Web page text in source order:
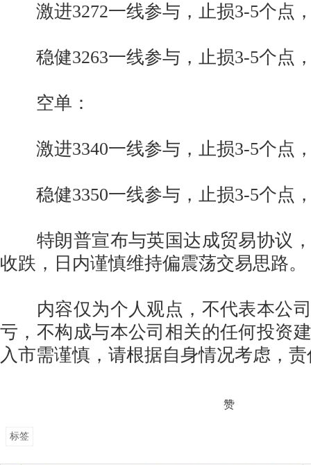
激进3272一线参与，止损3-5个点，
稳健3263一线参与，止损3-5个点，
空单：
激进3340一线参与，止损3-5个点，
稳健3350一线参与，止损3-5个点，
特朗普宣布与英国达成贸易协议，
收跌，日内谨慎维持偏震荡交易思路。
内容仅为个人观点，不代表本公司
亏，不构成与本公司相关的任何投资
入市需谨慎，请根据自身情况考虑，
赞
标签